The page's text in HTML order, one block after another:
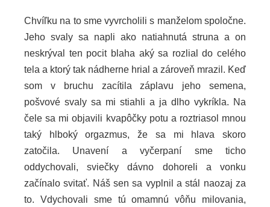
Chvíľku na to sme vyvrcholili s manželom spoločne.
Jeho svaly sa napli ako natiahnutá struna a on
neskrýval ten pocit blaha aký sa rozlial do celého
tela a ktorý tak nádherne hrial a zároveň mrazil. Keď
som v bruchu zacítila záplavu jeho semena,
pošvové svaly sa mi stiahli a ja dlho vykríkla. Na
čele sa mi objavili kvapôčky potu a roztriasol mnou
taký hlboký orgazmus, že sa mi hlava skoro
zatočila. Unavení a vyčerpaní sme ticho
oddychovali, sviečky dávno dohoreli a vonku
začínalo svitať. Náš sen sa vyplnil a stál naozaj za
to. Vdychovali sme tú omamnú vôňu milovania,